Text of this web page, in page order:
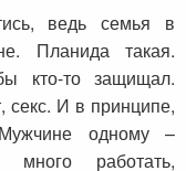
ведь семья в
Планида такая.
кто-то защищал.
И в принципе,
одному –
работать,